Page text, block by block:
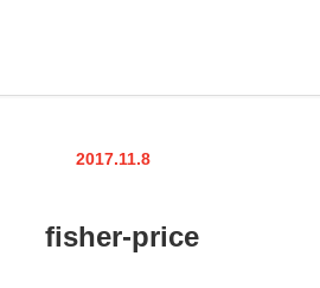
2017.11.8
fisher-price